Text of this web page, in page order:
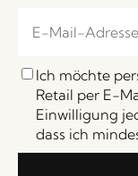
Ich möchte
Retail per E-
Einwilligung
dass ich